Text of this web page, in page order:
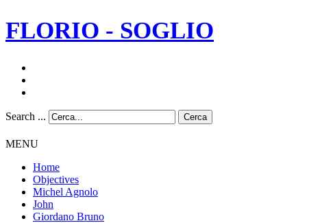
FLORIO - SOGLIO
Search ... Cerca
MENU
Home
Objectives
Michel Agnolo
John
Giordano Bruno